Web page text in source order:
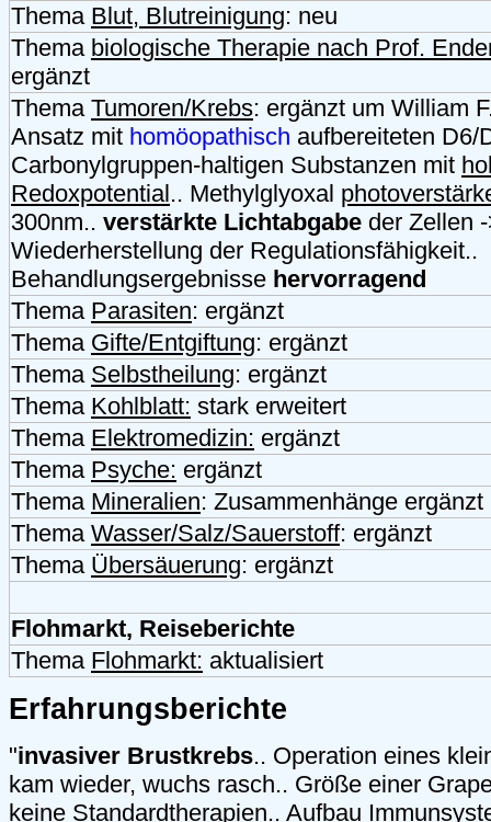
Thema Blut, Blutreinigung: neu
Thema biologische Therapie nach Prof.
ergänzt
Thema Tumoren/Krebs: ergänzt um William
Ansatz mit homöopathisch aufbereiteten D6/
Carbonylgruppen-haltigen Substanzen mit
Redoxpotential.. Methylglyoxal
300nm.. verstärkte Lichtabgabe der Zellen
Wiederherstellung der Regulationsfähigkeit..
Behandlungsergebnisse hervorragend
Thema Parasiten: ergänzt
Thema Gifte/Entgiftung: ergänzt
Thema Selbstheilung: ergänzt
Thema Kohlblatt: stark erweitert
Thema Elektromedizin: ergänzt
Thema Psyche: ergänzt
Thema Mineralien: Zusammenhänge ergänzt
Thema Wasser/Salz/Sauerstoff: ergänzt
Thema Übersäuerung: ergänzt
Flohmarkt, Reiseberichte
Thema Flohmarkt: aktualisiert
Erfahrungsberichte
"invasiver Brustkrebs.. Operation eines
kam wieder, wuchs rasch.. Größe einer
keine Standardtherapien.. Aufbau